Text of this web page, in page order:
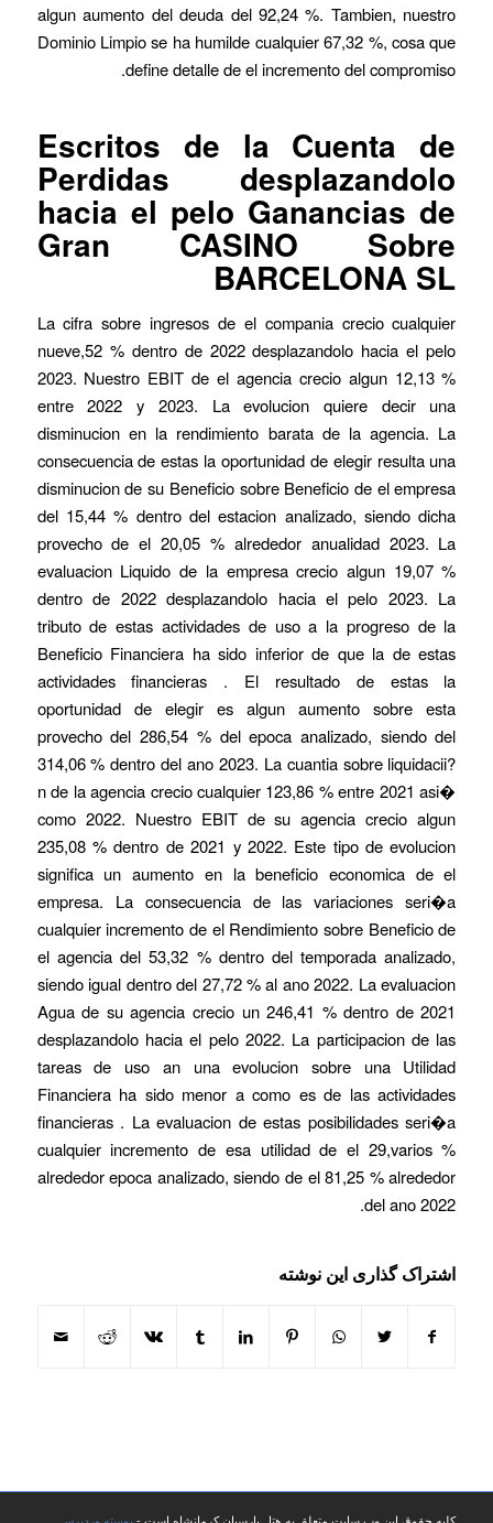
algun aumento del deuda del 92,24 %. Tambien, nuestro
Dominio Limpio se ha humilde cualquier 67,32 %, cosa que
define detalle de el incremento del compromiso.
Escritos de la Cuenta de
Perdidas desplazandolo
hacia el pelo Ganancias de
Gran CASINO Sobre
BARCELONA SL
La cifra sobre ingresos de el compania crecio cualquier
nueve,52 % dentro de 2022 desplazandolo hacia el pelo
2023. Nuestro EBIT de el agencia crecio algun 12,13 %
entre 2022 y 2023. La evolucion quiere decir una
disminucion en la rendimiento barata de la agencia. La
consecuencia de estas la oportunidad de elegir resulta una
disminucion de su Beneficio sobre Beneficio de el empresa
del 15,44 % dentro del estacion analizado, siendo dicha
provecho de el 20,05 % alrededor anualidad 2023. La
evaluacion Liquido de la empresa crecio algun 19,07 %
dentro de 2022 desplazandolo hacia el pelo 2023. La
tributo de estas actividades de uso a la progreso de la
Beneficio Financiera ha sido inferior de que la de estas
actividades financieras . El resultado de estas la
oportunidad de elegir es algun aumento sobre esta
provecho del 286,54 % del epoca analizado, siendo del
314,06 % dentro del ano 2023. La cuantia sobre liquidacii?
n de la agencia crecio cualquier 123,86 % entre 2021 asi�
como 2022. Nuestro EBIT de su agencia crecio algun
235,08 % dentro de 2021 y 2022. Este tipo de evolucion
significa un aumento en la beneficio economica de el
empresa. La consecuencia de las variaciones seri�a
cualquier incremento de el Rendimiento sobre Beneficio de
el agencia del 53,32 % dentro del temporada analizado,
siendo igual dentro del 27,72 % al ano 2022. La evaluacion
Agua de su agencia crecio un 246,41 % dentro de 2021
desplazandolo hacia el pelo 2022. La participacion de las
tareas de uso an una evolucion sobre una Utilidad
Financiera ha sido menor a como es de las actividades
financieras . La evaluacion de estas posibilidades seri�a
cualquier incremento de esa utilidad de el 29,varios %
alrededor epoca analizado, siendo de el 81,25 % alrededor
del ano 2022.
اشتراک گذاری این نوشته